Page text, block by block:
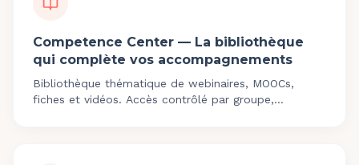
Competence Center — La bibliothèque
qui complète vos accompagnements
Bibliothèque thématique de webinaires, MOOCs,
fiches et vidéos. Accès contrôlé par groupe,